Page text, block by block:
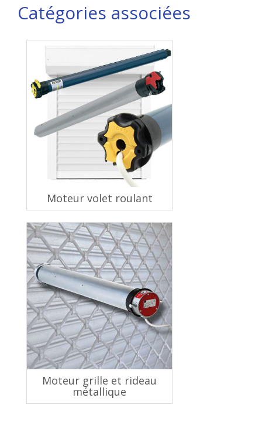
Catégories associées
Moteur volet roulant
Moteur grille et rideau
métallique